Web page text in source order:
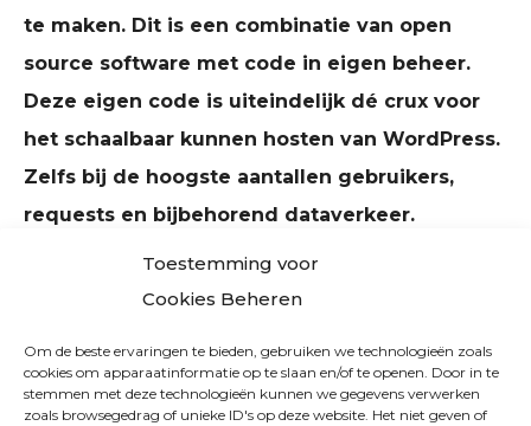
Toestemming voor
Cookies Beheren
Om de beste ervaringen te bieden, gebruiken we technologieën zoals
cookies om apparaatinformatie op te slaan en/of te openen. Door in te
stemmen met deze technologieën kunnen we gegevens verwerken
zoals browsegedrag of unieke ID's op deze website. Het niet geven of
te maken. Dit is een combinatie van open
source software met code in eigen beheer.
Deze eigen code is uiteindelijk dé crux voor
het schaalbaar kunnen hosten van WordPress.
Zelfs bij de hoogste aantallen gebruikers,
requests en bijbehorend dataverkeer.
Convesio heeft voor WordPress de oplossing. Onze
staat niet op zichzelf, maar is ook met succes
geïmplementeerd in Google Cloud, Amazon Web